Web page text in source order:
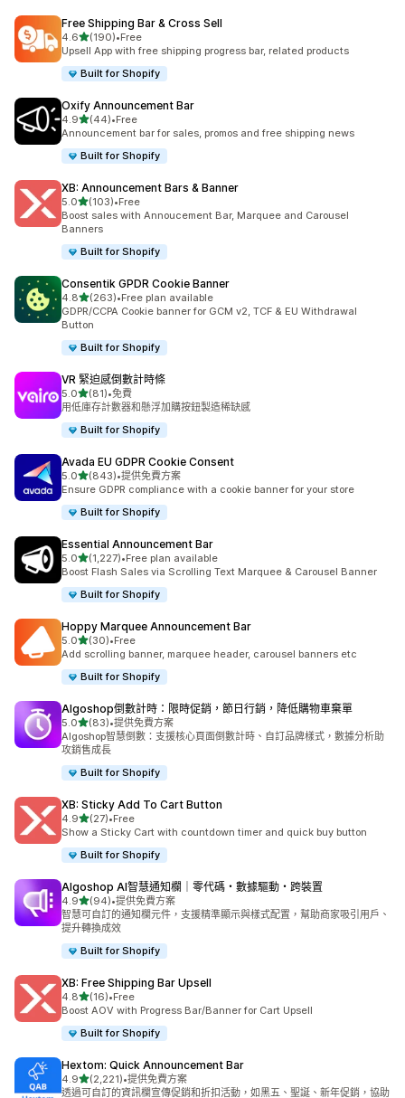
Free Shipping Bar & Cross Sell
4.6滿分 5 顆星
(190)
共有 190 則評價
•Free
Upsell App with free shipping progress bar, related products
Built for Shopify
Oxify Announcement Bar
4.9滿分 5 顆星
(44)
共有 44 則評價
•Free
Announcement bar for sales, promos and free shipping news
Built for Shopify
XB: Announcement Bars & Banner
5.0滿分 5 顆星
(103)
共有 103 則評價
•Free
Boost sales with Annoucement Bar, Marquee and Carousel
Banners
Built for Shopify
Consentik GPDR Cookie Banner
4.8滿分 5 顆星
(263)
共有 263 則評價
•Free plan available
GDPR/CCPA Cookie banner for GCM v2, TCF & EU Withdrawal
Button
Built for Shopify
VR 緊迫感倒數計時條
5.0滿分 5 顆星
(81)
共有 81 則評價
•免費
用低庫存計數器和懸浮加購按鈕製造稀缺感
Built for Shopify
Avada EU GDPR Cookie Consent
5.0滿分 5 顆星
(843)
共有 843 則評價
•提供免費方案
Ensure GDPR compliance with a cookie banner for your store
Built for Shopify
Essential Announcement Bar
5.0滿分 5 顆星
(1,227)
共有 1227 則評價
•Free plan available
Boost Flash Sales via Scrolling Text Marquee & Carousel Banner
Built for Shopify
Hoppy Marquee Announcement Bar
5.0滿分 5 顆星
(30)
共有 30 則評價
•Free
Add scrolling banner, marquee header, carousel banners etc
Built for Shopify
Algoshop倒數計時：限時促銷，節日行銷，降低購物車棄單
5.0滿分 5 顆星
(83)
共有 83 則評價
•提供免費方案
Algoshop智慧倒數：支援核心頁面倒數計時、自訂品牌樣式，數據分析助
攻銷售成長
Built for Shopify
XB: Sticky Add To Cart Button
4.9滿分 5 顆星
(27)
共有 27 則評價
•Free
Show a Sticky Cart with countdown timer and quick buy button
Built for Shopify
Algoshop AI智慧通知欄｜零代碼・數據驅動・跨裝置
4.9滿分 5 顆星
(94)
共有 94 則評價
•提供免費方案
智慧可自訂的通知欄元件，支援精準顯示與樣式配置，幫助商家吸引用戶、
提升轉換成效
Built for Shopify
XB: Free Shipping Bar Upsell
4.8滿分 5 顆星
(16)
共有 16 則評價
•Free
Boost AOV with Progress Bar/Banner for Cart Upsell
Built for Shopify
Hextom: Quick Announcement Bar
4.9滿分 5 顆星
(2,221)
共有 2221 則評價
•提供免費方案
透過可自訂的資訊欄宣傳促銷和折扣活動，如黑五、聖誕、新年促銷，協助